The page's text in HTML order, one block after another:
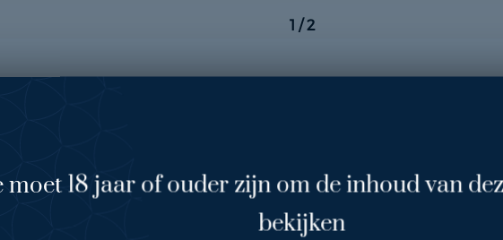
moet 18 jaar of ouder zijn om de inhoud van
bekijken
1 / 2
rond implantaat